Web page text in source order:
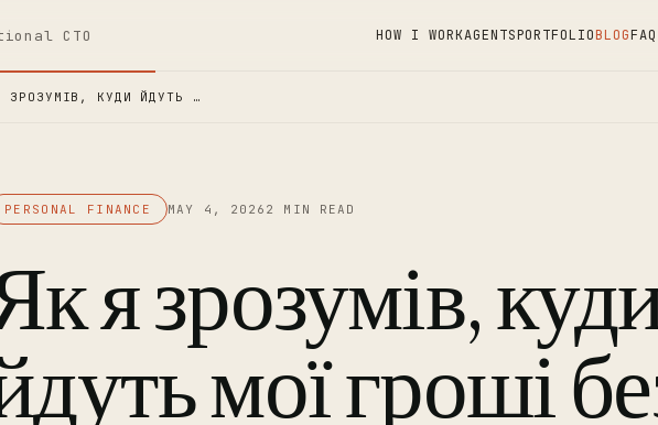
CTO HOW I WORKAGENTSPORTFOLIOBLOGFAQ
ЗРОЗУМІВ, КУДИ ЙДУТЬ …
PERSONAL FINANCE MAY 4, 2026 2 MIN READ
я зрозумів,
мої гроші